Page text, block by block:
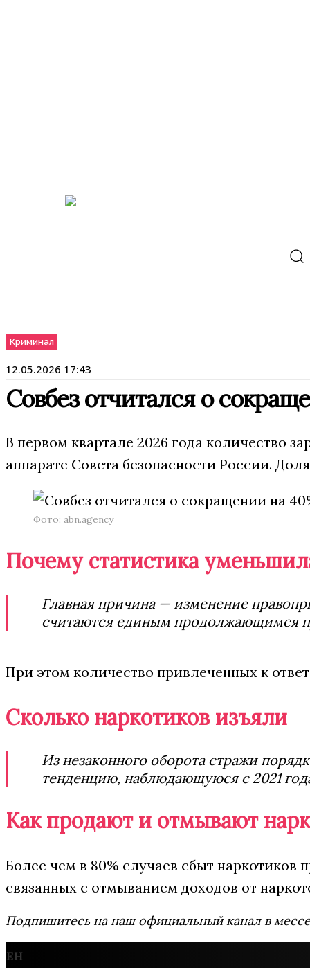
Криминал
12.05.2026 17:43
Совбез отчитался о
В первом квартале 2026 года количество
аппарате Совета безопасности России.
Фото: abn.agency
Почему статистика
Главная причина — изменение
считаются единым продолжающимся
При этом количество привлеченных к
Сколько наркотиков изъяли
Из незаконного оборота стражи
тенденцию, наблюдающуюся с 2021
Как продают и отмывают
Более чем в 80% случаев сбыт
связанных с отмыванием доходов от
Подпишитесь на наш официальный канал в